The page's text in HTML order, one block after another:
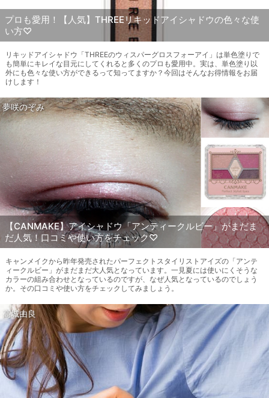
プロも愛用！【人気】THREEリキッドアイシャドウの色々な使
い方♡
リキッドアイシャドウ「THREEのウィスパーグロスフォーアイ」は単色塗りで
も簡単にキレイな目元にしてくれると多くのプロも愛用中。実は、単色塗り以
外にも色々な使い方ができるって知ってますか？今回はそんなお得情報をお届
けします！
夢咲のぞみ
【CANMAKE】アイシャドウ「アンティークルビー」がまだま
だ人気！口コミや使い方をチェック♡
キャンメイクから昨年発売されたパーフェクトスタイリストアイズの「アンテ
ィークルビー」がまだまだ大人気となっています。一見夏には使いにくそうな
カラーの組み合わせとなっているのですが、なぜ人気となっているのでしょう
か。その口コミや使い方をチェックしてみましょう。
高城由良